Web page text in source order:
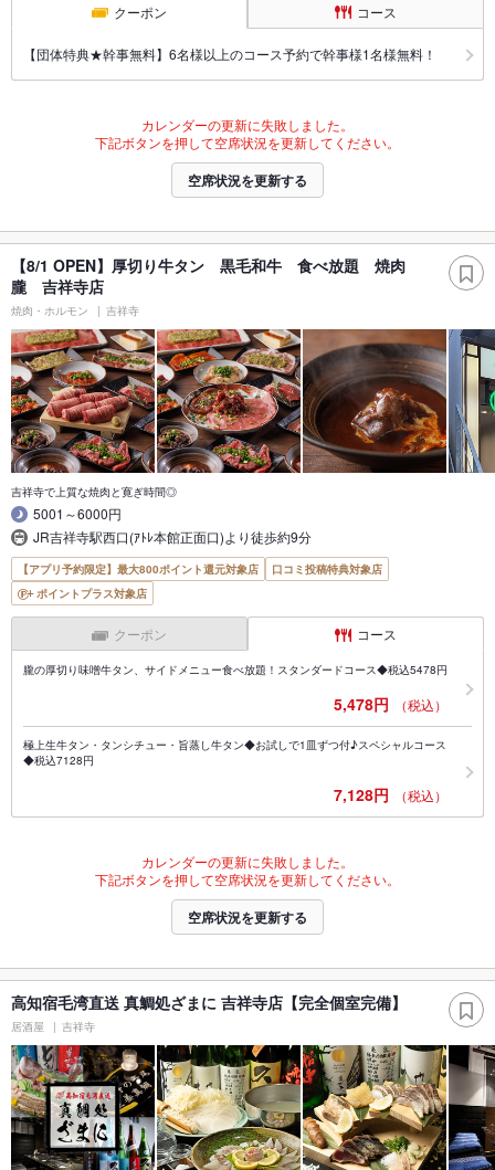
クーポン コース
【団体特典★幹事無料】6名様以上のコース予約で幹事様1名様無料！
カレンダーの更新に失敗しました。
下記ボタンを押して空席状況を更新してください。
空席状況を更新する
【8/1 OPEN】厚切り牛タン 黒毛和牛 食べ放題 焼肉
朧 吉祥寺店
焼肉・ホルモン 吉祥寺
吉祥寺で上質な焼肉と寛ぎ時間◎
5001～6000円
JR吉祥寺駅西口(ｱﾄﾚ本館正面口)より徒歩約9分
【アプリ予約限定】最大800ポイント還元対象店
口コミ投稿特典対象店
ポイントプラス対象店
クーポン コース
朧の厚切り味噌牛タン、サイドメニュー食べ放題！スタンダードコース◆税込5478円
5,478円 （税込）
極上生牛タン・タンシチュー・旨蒸し牛タン◆お試しで1皿ずつ付♪スペシャルコース
◆税込7128円
7,128円 （税込）
カレンダーの更新に失敗しました。
下記ボタンを押して空席状況を更新してください。
空席状況を更新する
高知宿毛湾直送 真鯛処ざまに 吉祥寺店【完全個室完備】
居酒屋 吉祥寺